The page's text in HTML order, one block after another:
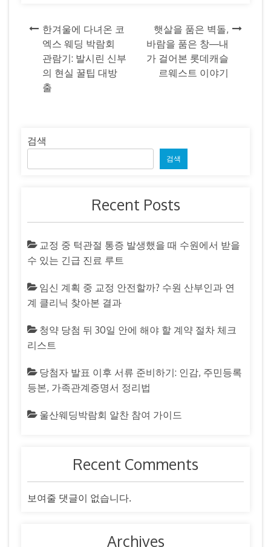
글 한겨울에 다녀온 코
엑스 웨딩 박람회
관람기: 발시린 신부
의 현실 꿀팁 대방
출
햇살을 품은 벽돌,
바람을 품은 창―내
가 걸어본 롯데캐슬
르웨스트 이야기
검색
검색
Recent Posts
교정 중 턱관절 통증 발생했을 때 수원에서 받을
수 있는 긴급 진료 루트
임신 계획 중 교정 안전할까? 수원 산부인과 연
계 클리닉 찾아본 결과
청약 당첨 뒤 30일 안에 해야 할 계약 절차 체크
리스트
당첨자 발표 이후 서류 준비하기: 인감, 주민등록
등본, 가족관계증명서 정리법
울산웨딩박람회 알찬 참여 가이드
Recent Comments
보여줄 댓글이 없습니다.
Archives